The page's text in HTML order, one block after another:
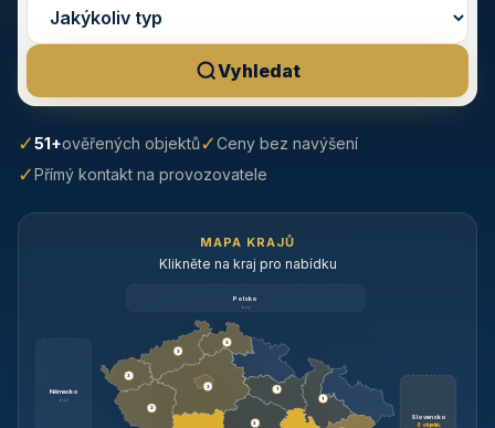
Vyhledat
✓51+ověřených objektů✓Ceny bez navýšení
✓Přímý kontakt na provozovatele
MAPA KRAJŮ
Klikněte na kraj pro nabídku
Polsko
brzy
Německo
brzy
Slovensko
6 objektů
3
3
3
3
3
1
2
1